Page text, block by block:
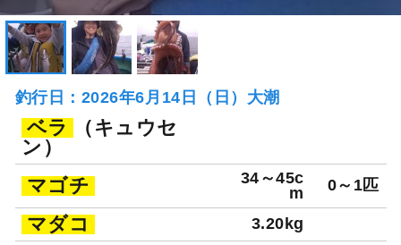
釣行日：2026年6月14日（日）大潮
ベラ
（キュウセ
ン）
マゴチ
34～45c
m
0～1匹
マダコ 3.20kg